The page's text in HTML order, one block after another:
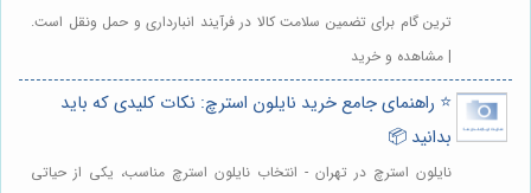
ترین گام برای تضمین سلامت کالا در فرآیند انبارداری و حمل ونقل است.
| مشاهده و خرید
⭐️ راهنمای جامع خرید نایلون استرچ: نکات کلیدی که باید
بدانید 📦
نایلون استرچ در تهران - انتخاب نایلون استرچ مناسب، یکی از حیاتی